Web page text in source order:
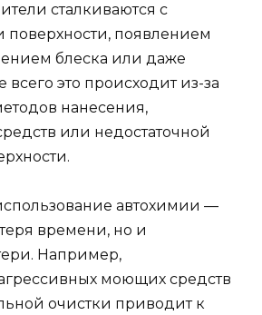
сталкиваются с
появлением
блеска или даже
это происходит из-за
нанесения,
или недостаточной
автохимии —
времени, но и
Например,
моющих средств
очистки приводит к